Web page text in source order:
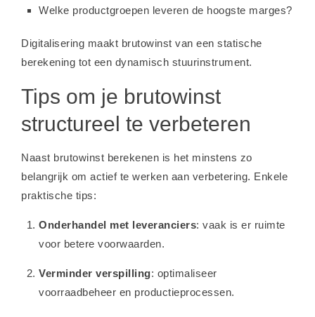
Welke productgroepen leveren de hoogste marges?
Digitalisering maakt brutowinst van een statische
berekening tot een dynamisch stuurinstrument.
Tips om je brutowinst
structureel te verbeteren
Naast brutowinst berekenen is het minstens zo
belangrijk om actief te werken aan verbetering. Enkele
praktische tips:
Onderhandel met leveranciers: vaak is er ruimte
voor betere voorwaarden.
Verminder verspilling: optimaliseer
voorraadbeheer en productieprocessen.